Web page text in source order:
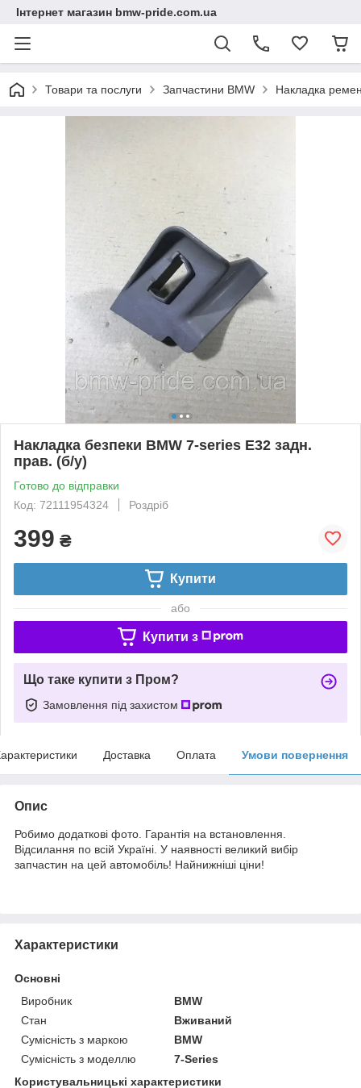
Інтернет магазин bmw-pride.com.ua
Товари та послуги Запчастини BMW Накладка
Накладка безпеки BMW 7-series E32 задн.
прав. (б/у)
Готово до відправки
Код: 72111954324
Роздріб
399 ₴
Купити
або
Купити з
Що таке купити з Пром?
Замовлення під захистом
Доставка Оплата Умови повернення
Опис
Робимо додаткові фото. Гарантія на встановлення.
Відсилання по всій Україні. У наявності великий вибір
запчастин на цей автомобіль! Найнижніші ціни!
Характеристики
Основні
Виробник
BMW
Стан
Вживаний
Сумісність з маркою
BMW
Сумісність з моделлю
7-Series
Користувальницькі характеристики